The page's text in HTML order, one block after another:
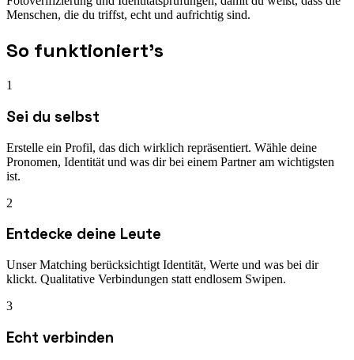
Menschen, die du triffst, echt und aufrichtig sind.
So funktioniert's
1
Sei du selbst
Erstelle ein Profil, das dich wirklich repräsentiert. Wähle deine
Pronomen, Identität und was dir bei einem Partner am wichtigsten
ist.
2
Entdecke deine Leute
Unser Matching berücksichtigt Identität, Werte und was bei dir
klickt. Qualitative Verbindungen statt endlosem Swipen.
3
Echt verbinden